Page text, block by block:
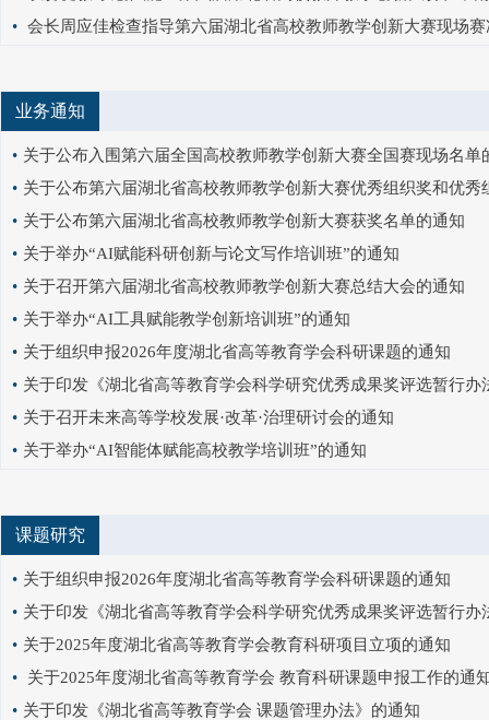
• 会长周应佳检查指导第六届湖北省高校教师教学创新大赛现场
业务通知
• 关于公布入围第六届全国高校教师教学创新大赛全国赛现场名单
• 关于公布第六届湖北省高校教师教学创新大赛优秀组织奖和优秀组
• 关于公布第六届湖北省高校教师教学创新大赛获奖名单的通知
• 关于举办“AI赋能科研创新与论文写作培训班”的通知
• 关于召开第六届湖北省高校教师教学创新大赛总结大会的通知
• 关于举办“AI工具赋能教学创新培训班”的通知
• 关于组织申报2026年度湖北省高等教育学会科研课题的通知
• 关于印发《湖北省高等教育学会科学研究优秀成果奖评选暂行办
• 关于召开未来高等学校发展·改革·治理研讨会的通知
• 关于举办“AI智能体赋能高校教学培训班”的通知
课题研究
• 关于组织申报2026年度湖北省高等教育学会科研课题的通知
• 关于印发《湖北省高等教育学会科学研究优秀成果奖评选暂行办
• 关于2025年度湖北省高等教育学会教育科研项目立项的通知
•
关于2025年度湖北省高等教育学会 教育科研课题申报工作的通
• 关于印发《湖北省高等教育学会 课题管理办法》的通知